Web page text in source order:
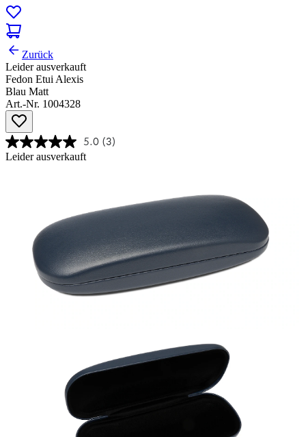
Zurück
Leider ausverkauft
Fedon Etui Alexis
Blau Matt
Art.-Nr. 1004328
5.0 (3)
Leider ausverkauft